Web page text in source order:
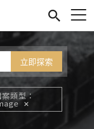
案類型